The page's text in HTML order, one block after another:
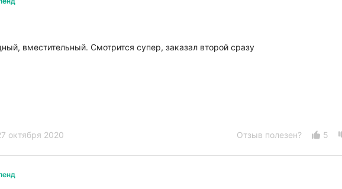
вместительный. Смотрится супер, заказал второй сразу
октября 2020 Отзыв полезен? 5